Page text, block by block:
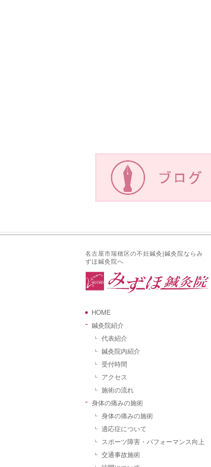
名古屋市瑞穂区の不妊鍼灸|鍼灸院ならみ
ずほ鍼灸院へ
HOME
鍼灸院紹介
代表紹介
鍼灸院内紹介
受付時間
アクセス
施術の流れ
身体の痛みの施術
身体の痛みの施術
適応症について
スポーツ障害・パフォーマンス向上
交通事故施術